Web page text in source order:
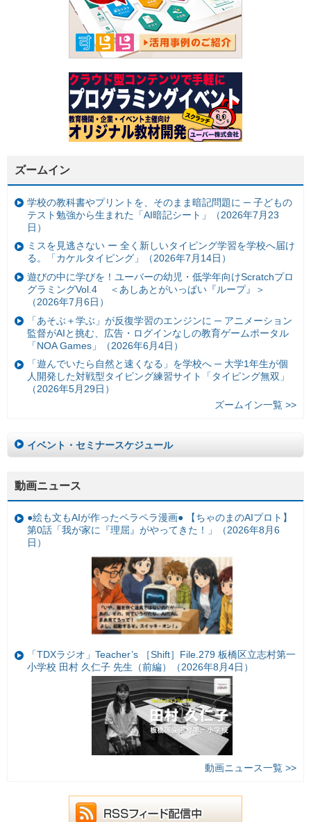
ズームイン
学校の教科書やプリントを、そのまま暗記問題に ─ 子どもの
テスト勉強から生まれた「AI暗記シート」（2026年7月23
日）
ミスを見逃さない ー 全く新しいタイピング学習を学校へ届け
る。「カケルタイピング」（2026年7月14日）
遊びの中に学びを！ユーバーの幼児・低学年向けScratchプロ
グラミングVol.4 ＜あしあとがいっぱい『ループ』＞
（2026年7月6日）
「あそぶ＋学ぶ」が反復学習のエンジンに ─ アニメーション
監督がAIと挑む、広告・ログインなしの教育ゲームポータル
「NOA Games」（2026年6月4日）
「遊んでいたら自然と速くなる」を学校へ ─ 大学1年生が個
人開発した対戦型タイピング練習サイト「タイピング無双」
（2026年5月29日）
ズームイン一覧 >>
イベント・セミナースケジュール
動画ニュース
●絵も文もAIが作ったペラペラ漫画● 【ちゃのまのAIプロト】
第0話「我が家に『理屈』がやってきた！」（2026年8月6
日）
「TDXラジオ」Teacher’s ［Shift］File.279 板橋区立志村第一
小学校 田村 久仁子 先生（前編）（2026年8月4日）
動画ニュース一覧 >>